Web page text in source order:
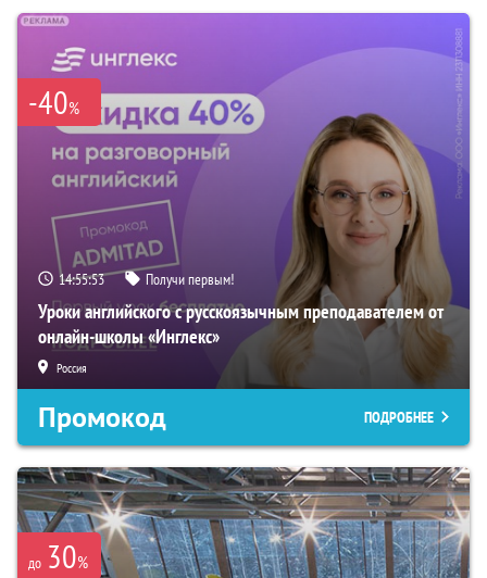
-40%
14:55:51 Получи первым!
Уроки английского с русскоязычным преподавателем от
онлайн-школы «Инглекс»
Россия
Промокод ПОДРОБНЕЕ
до 30%